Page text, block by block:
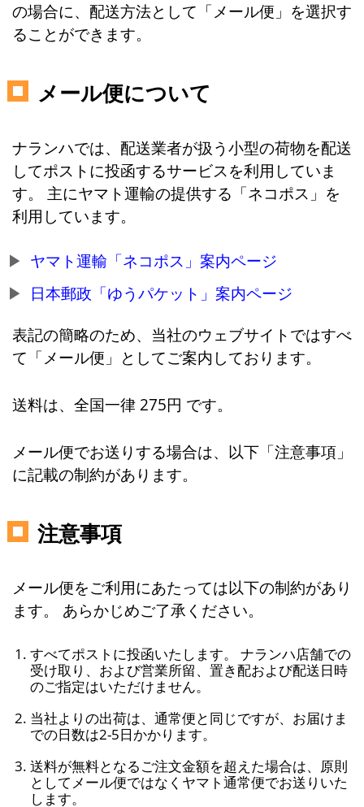
の場合に、配送方法として「メール便」を選択す
ることができます。
メール便について
ナランハでは、配送業者が扱う小型の荷物を配送
してポストに投函するサービスを利用していま
す。 主にヤマト運輸の提供する「ネコポス」を
利用しています。
ヤマト運輸「ネコポス」案内ページ
日本郵政「ゆうパケット」案内ページ
表記の簡略のため、当社のウェブサイトではすべ
て「メール便」としてご案内しております。
送料は、全国一律 275円 です。
メール便でお送りする場合は、以下「注意事項」
に記載の制約があります。
注意事項
メール便をご利用にあたっては以下の制約があり
ます。 あらかじめご了承ください。
すべてポストに投函いたします。 ナランハ店舗での
受け取り、および営業所留、置き配および配送日時
のご指定はいただけません。
当社よりの出荷は、通常便と同じですが、お届けま
での日数は2-5日かかります。
送料が無料となるご注文金額を超えた場合は、原則
としてメール便ではなくヤマト通常便でお送りいた
します。